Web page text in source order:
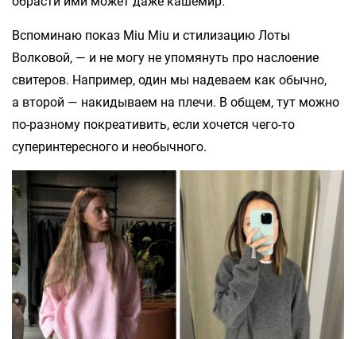
Вспоминаю показ Miu Miu и стилизацию Лоты
Волковой, — и не могу не упомянуть про наслоение
свитеров. Например, один мы надеваем как обычно,
а второй — накидываем на плечи. В общем, тут можно
по-разному покреативить, если хочется чего-то
суперинтересного и необычного.